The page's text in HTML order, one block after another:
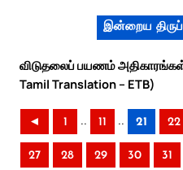
இன்றைய
விடுதலைப் பயணம்
Tamil Translation – ETB)
◄ 1 .. 11 .. 21 22
27 28 29 30 31